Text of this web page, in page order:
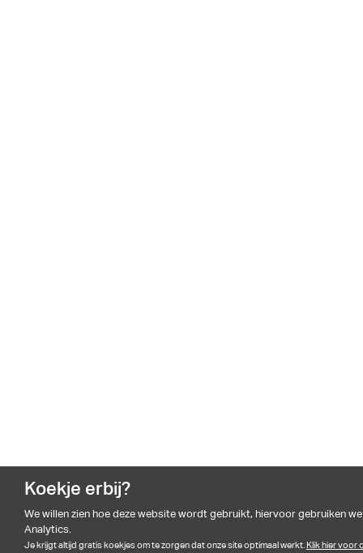
Koekje erbij?
We willen zien hoe deze website wordt gebruikt, hiervoor gebruiken
Analytics.
Je krijgt altijd gratis koekjes om te zorgen dat onze site optimaal werkt.Klik hier voor